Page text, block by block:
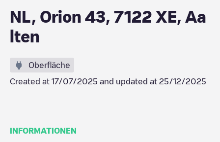
NL, Orion 43, 7122 XE, Aa
lten
Oberfläche
Created at 17/07/2025 and updated at 25/12/2025
INFORMATIONEN